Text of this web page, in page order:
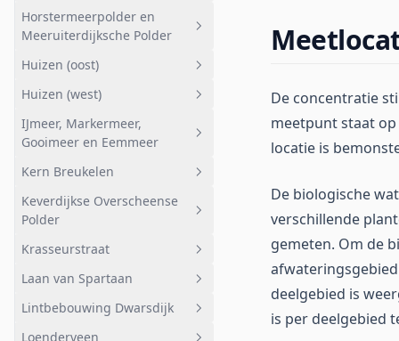
Hollandsch Ankeveensche
Polder oost
Ankeveense Plassen HAP oost
Peilgebied 24-4
Hoogwaterzone Amstelkade P2
Geheel afwateringsgebied
Bemalen gebied
Den Berg
Horstermeerpolder en
Meeruiterdijksche Polder
Geheel afwateringsgebied
Korremof
Polder
Meeruiterdijksche Polder
Huizen (oost)
Geheel afwateringsgebied
Bijvanck en Vierde Kwadrant
Huizen (west)
Geheel afwateringsgebied
IJmeer, Markermeer,
Gooimeer en Eemmeer
Geheel afwateringsgebied
Bovenmaat
Diemerzeedijk noord
Kern Breukelen
Geheel afwateringsgebied
Keverdijkse Overscheense
Polder
Geheel afwateringsgebied
Deelgebied 1
Deelgebied 2
Krasseurstraat
Geheel afwateringsgebied
Krasseurstraat
Laan van Spartaan
Geheel afwateringsgebied
Lintbebouwing Dwarsdijk
Loenderveen
De concentratie
meetpunt staat
locatie is
De biologische
verschillende
gemeten. Om de
deelgebied is
is per deelgebied